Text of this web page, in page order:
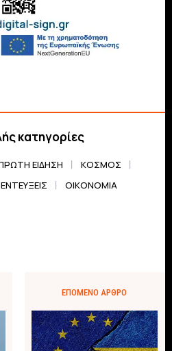
κατηγορίες
ΕΊΔΗΣΗ
ΚΌΣΜΟΣ
ΟΙΚΟΝΟΜΊΑ
ΕΠΌΜΕΝΟ ΆΡΘΡΟ